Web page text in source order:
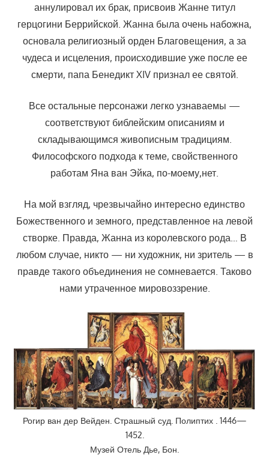
аннулировал их брак, присвоив Жанне титул
герцогини Беррийской. Жанна была очень набожна,
основала религиозный орден Благовещения, а за
чудеса и исцеления, происходившие уже после ее
смерти, папа Бенедикт XIV признал ее святой.
Все остальные персонажи легко узнаваемы —
соответствуют библейским описаниям и
складывающимся живописным традициям.
Философского подхода к теме, свойственного
работам Яна ван Эйка, по-моему,нет.
На мой взгляд, чрезвычайно интересно единство
Божественного и земного, представленное на левой
створке. Правда, Жанна из королевского рода… В
любом случае, никто — ни художник, ни зритель — в
правде такого объединения не сомневается. Таково
нами утраченное мировоззрение.
Рогир ван дер Вейден. Страшный суд. Полиптих . 1446—
1452.
Музей Отель Дье, Бон.